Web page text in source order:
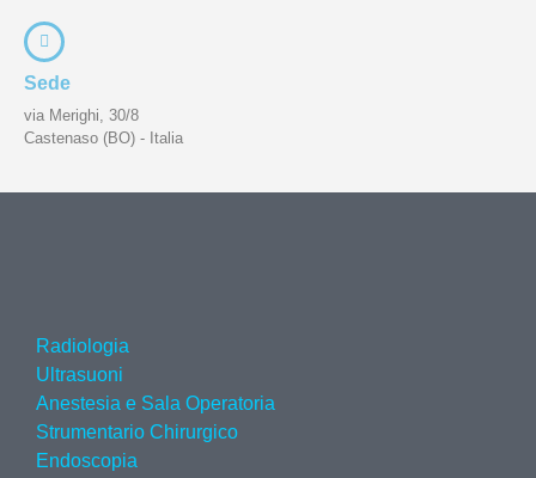
Sede
via Merighi, 30/8
Castenaso (BO) - Italia
Radiologia
Ultrasuoni
Anestesia e Sala Operatoria
Strumentario Chirurgico
Endoscopia